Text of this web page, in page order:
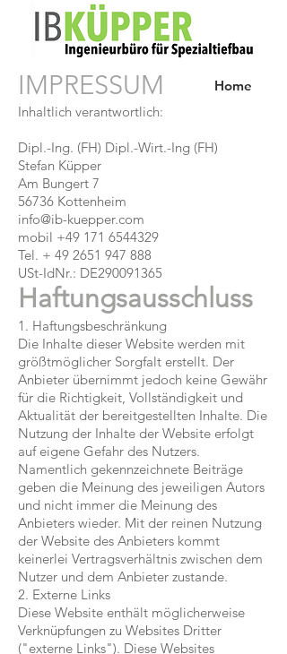
Home
IMPRESSUM
Inhaltlich verantwortlich:
Dipl.-Ing. (FH) Dipl.-Wirt.-Ing (FH)
Stefan Küpper
Am Bungert 7
56736 Kottenheim
info@ib-kuepper.com
mobil +49 171 6544329
Tel. + 49 2651 947 888
USt-IdNr.: DE290091365
Haftungsausschluss
1. Haftungsbeschränkung
Die Inhalte dieser Website werden mit
größtmöglicher Sorgfalt erstellt. Der
Anbieter übernimmt jedoch keine Gewähr
für die Richtigkeit, Vollständigkeit und
Aktualität der bereitgestellten Inhalte. Die
Nutzung der Inhalte der Website erfolgt
auf eigene Gefahr des Nutzers.
Namentlich gekennzeichnete Beiträge
geben die Meinung des jeweiligen Autors
und nicht immer die Meinung des
Anbieters wieder. Mit der reinen Nutzung
der Website des Anbieters kommt
keinerlei Vertragsverhältnis zwischen dem
Nutzer und dem Anbieter zustande.
2. Externe Links
Diese Website enthält möglicherweise
Verknüpfungen zu Websites Dritter
("externe Links"). Diese Websites